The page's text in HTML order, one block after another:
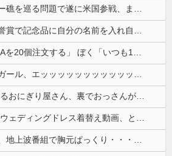
【速報】中比スカボロー礁を巡る問題で遂に米国参戦、まさかのこっち擁護であっち批判！！
【悲報】高市、国民栄誉賞で記念品に自分の名前を入れ自分メインのPV撮影して炎上中w w w w w w w w w
【悲報】 取引先専務「Aを20個注文する」 ぼく「いつも1～2個しか使わないけど本当に20であってる？」 取専「あってる」→結果『こう』なったんだが...
【画像】北朝鮮のビアガール、エッッッッッッッッッッッッッッッッッ！
【画像】 例の美人すぎるおにぎり屋さん、裏でおっさんが握っていたｗｗｗｗｗｗｗｗｗｗｗｗｗｗｗｗｗ
【盗撮】 日本の花嫁のウェディングドレス着替え動画、とんでもない神乳だと海外で話題に
女子プロレスラーさん、地上波番組で胸元ぱっくり・・・（※画像あり）